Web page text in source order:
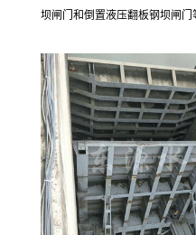
坝闸门和倒置液压翻板钢坝闸门